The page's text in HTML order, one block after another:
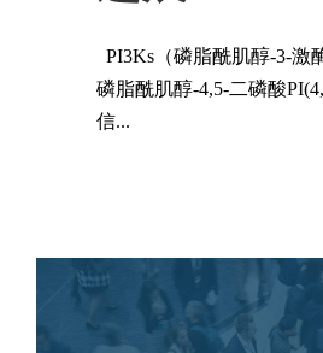
PI3Ks（磷脂酰肌醇-3-激
磷脂酰肌醇-4,5-二磷酸
信...